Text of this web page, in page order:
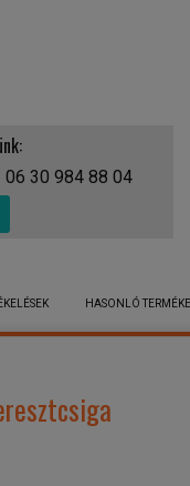
06 30 984 88 04
HASONLÓ